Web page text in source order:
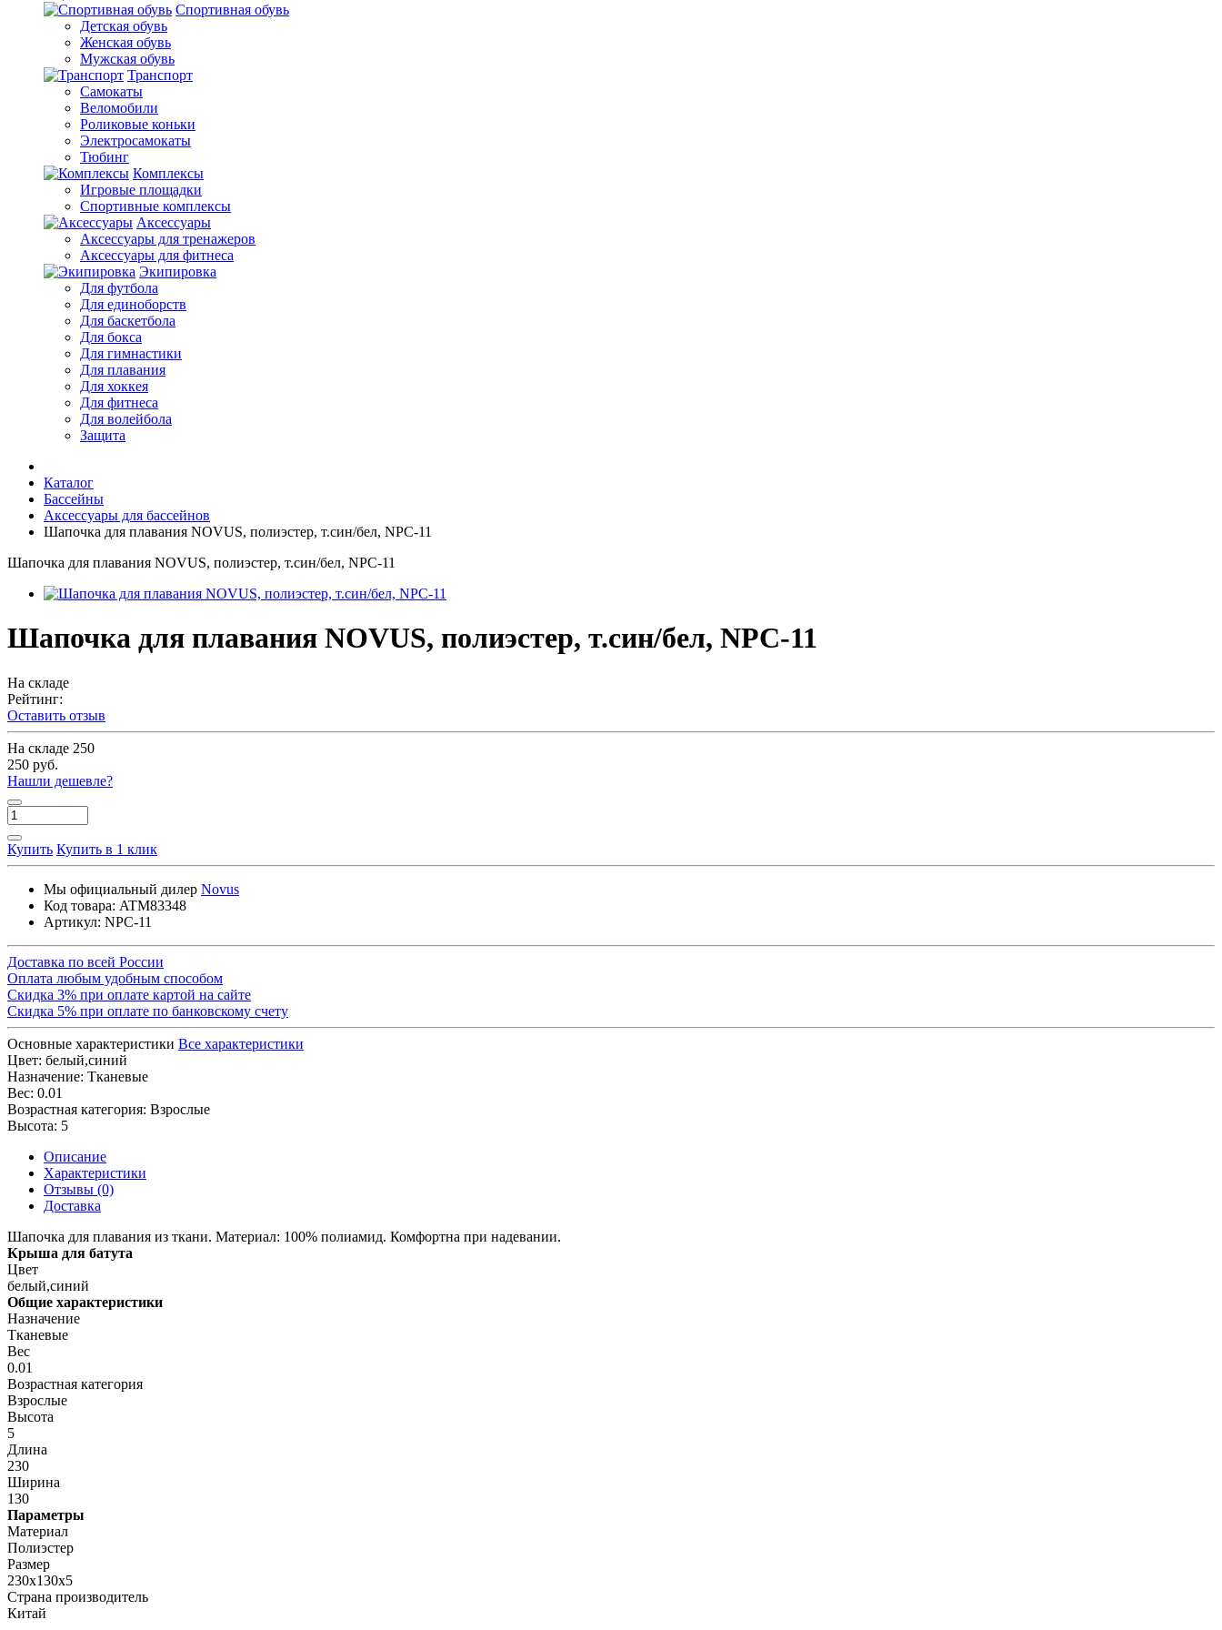
Спортивная обувь
Детская обувь
Женская обувь
Мужская обувь
Транспорт
Самокаты
Веломобили
Роликовые коньки
Электросамокаты
Тюбинг
Комплексы
Игровые площадки
Спортивные комплексы
Аксессуары
Аксессуары для тренажеров
Аксессуары для фитнеса
Экипировка
Для футбола
Для единоборств
Для баскетбола
Для бокса
Для гимнастики
Для плавания
Для хоккея
Для фитнеса
Для волейбола
Защита
Каталог
Бассейны
Аксессуары для бассейнов
Шапочка для плавания NOVUS, полиэстер, т.син/бел, NPC-11
Шапочка для плавания NOVUS, полиэстер, т.син/бел, NPC-11
Шапочка для плавания NOVUS, полиэстер, т.син/бел, NPC-11
На складе
Рейтинг:
Оставить отзыв
На складе 250
250 руб.
Нашли дешевле?
Купить Купить в 1 клик
Мы официальный дилер Novus
Код товара: ATM83348
Артикул: NPC-11
Доставка по всей России
Оплата любым удобным способом
Скидка 3% при оплате картой на сайте
Скидка 5% при оплате по банковскому счету
Основные характеристики Все характеристики
Цвет: белый,синий
Назначение: Тканевые
Вес: 0.01
Возрастная категория: Взрослые
Высота: 5
Описание
Характеристики
Отзывы (0)
Доставка
Шапочка для плавания из ткани. Материал: 100% полиамид. Комфортна при надевании.
Крыша для батута
Цвет
белый,синий
Общие характеристики
Назначение
Тканевые
Вес
0.01
Возрастная категория
Взрослые
Высота
5
Длина
230
Ширина
130
Параметры
Материал
Полиэстер
Размер
230x130x5
Страна производитель
Китай